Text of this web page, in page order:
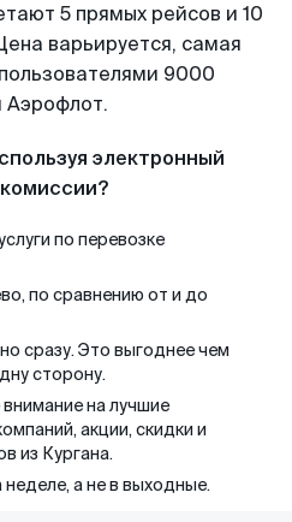
5 прямых рейсов и 10
варьируется, самая
9000
Аэрофлот.
электронный
по перевозке
по сравнению от и до
сразу. Это выгоднее чем
сторону.
на лучшие
акции, скидки и
из Кургана.
а не в выходные.